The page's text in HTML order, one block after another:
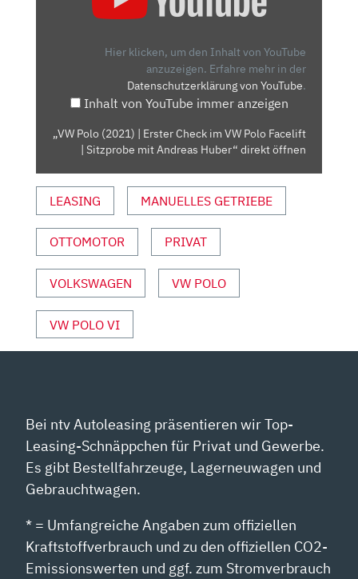
POLO
FACELIFT
SITZPROBE
MIT
HUBER“
VON
YOUTUBE
ANZEIGEN
Hier klicken, um den Inhalt von YouTube
anzuzeigen. Erfahre mehr in der
Datenschutzerklärung von YouTube.
Inhalt von YouTube immer anzeigen
„VW Polo (2021) | Erster Check im VW Polo Facelift
| Sitzprobe mit Andreas Huber“ direkt öffnen
LEASING MANUELLES GETRIEBE
OTTOMOTOR PRIVAT
VOLKSWAGEN VW POLO
VW POLO VI
Bei ntv Autoleasing präsentieren wir Top-
Leasing-Schnäppchen für Privat und Gewerbe.
Es gibt Bestellfahrzeuge, Lagerneuwagen und
Gebrauchtwagen.
* = Umfangreiche Angaben zum offiziellen
Kraftstoffverbrauch und zu den offiziellen CO2-
Emissionswerten und ggf. zum Stromverbrauch